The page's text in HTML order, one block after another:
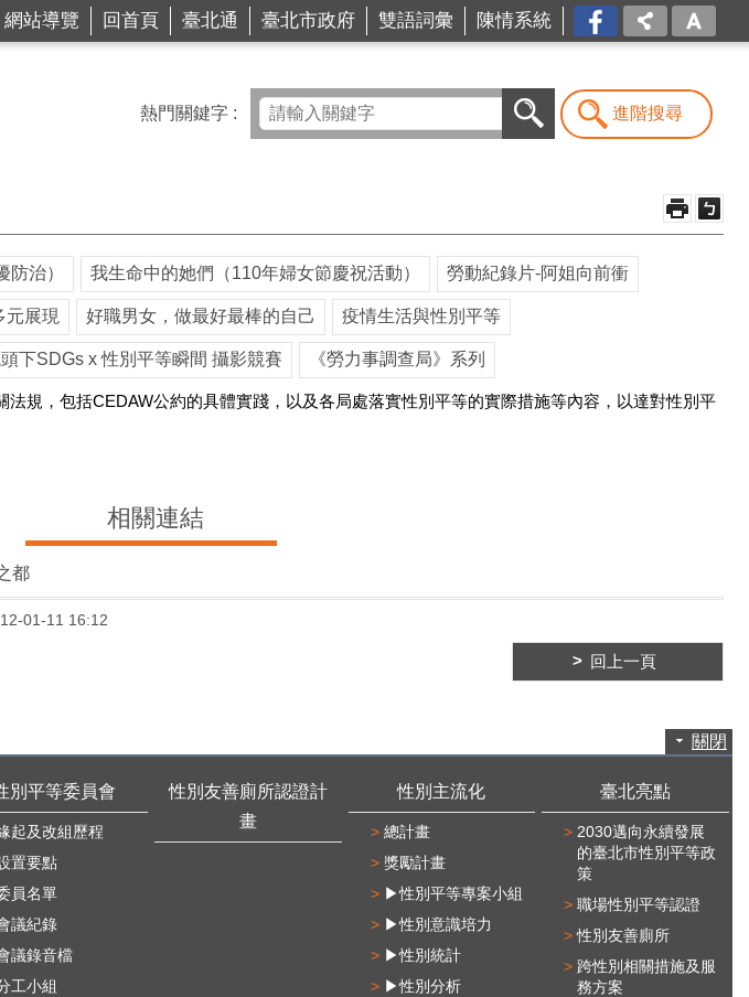
網站導覽 回首頁 臺北通 臺北市政府 雙語詞彙 陳情系統
台北
市商
我是
商Ya
人
熱門關鍵字 進階搜尋
治） 我生命中的她們（110年婦女節慶祝活動） 勞動紀錄片-阿姐向前衝
元展現 好職男女，做最好最棒的自己 疫情生活與性別平等
下SDGs x 性別平等瞬間 攝影競賽 《勞力事調查局》系列
規，包括CEDAW公約的具體實踐，以及各局處落實性別平等的實際措施等內容，以達對性別平
相關連結
都
01-11 16:12
回上一頁
關閉
別平等委員會
起及改組歷程
置要點
員名單
議紀錄
議錄音檔
工小組
性別友善廁所認證計
畫
性別主流化
總計畫
獎勵計畫
▶性別平等專案小組
▶性別意識培力
▶性別統計
▶性別分析
臺北亮點
2030邁向永續發展
的臺北市性別平等政
策
職場性別平等認證
性別友善廁所
跨性別相關措施及服
務方案